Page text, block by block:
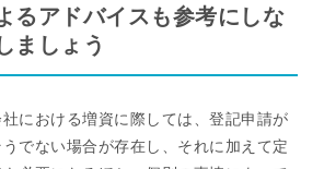
るアドバイスも参考にしな
ましょう
における増資に際しては、登記申請が
でない場合が存在し、それに加えて定